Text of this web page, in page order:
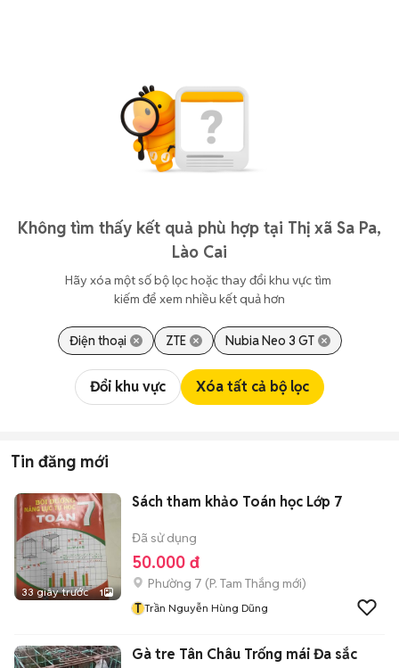
Không tìm thấy kết quả phù hợp tại Thị xã Sa Pa,
Lào Cai
Hãy xóa một số bộ lọc hoặc thay đổi khu vực tìm
kiếm để xem nhiều kết quả hơn
Điện thoại ZTE Nubia Neo 3 GT
Đổi khu vực Xóa tất cả bộ lọc
Tin đăng mới
33 giây trước 1
Sách tham khảo Toán học Lớp 7
Đã sử dụng
50.000 đ
Phường 7 (P. Tam Thắng mới)
T Trần Nguyễn Hùng Dũng
Gà tre Tân Châu Trống mái Đa sắc